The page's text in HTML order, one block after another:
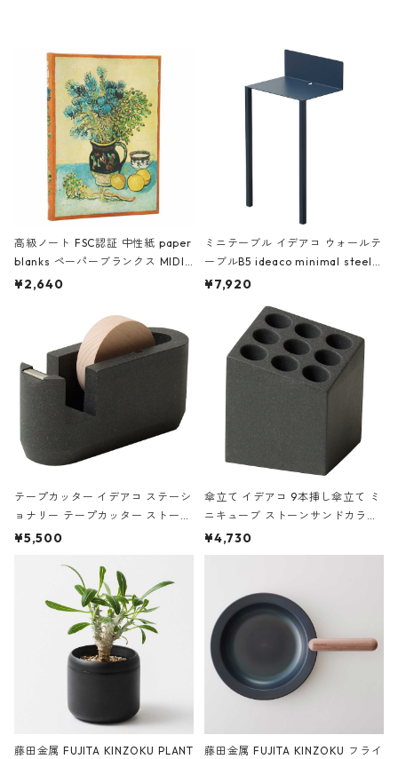
高級ノート FSC認証 中性紙 paper
blanks ペーパーブランクス MIDI
ハードカバー 罫線 ヴァン・ゴッホ
¥2,640
ミニテーブル イデアコ ウォールテ
ーブルB5 ideaco minimal steel f
urniture WALL Table B5 ネイビー
¥7,920
テープカッター イデアコ ステーシ
ョナリー テープカッター ストーン
サンドカラー 石調 ideaco Station
¥5,500
傘立て イデアコ 9本挿し傘立て ミ
ニキューブ ストーンサンドカラー
石調 ideaco Umbrella Stand CUB
E ストーンサンドブラック
¥4,730
藤田金属 FUJITA KINZOKU PLANT
藤田金属 FUJITA KINZOKU フライ